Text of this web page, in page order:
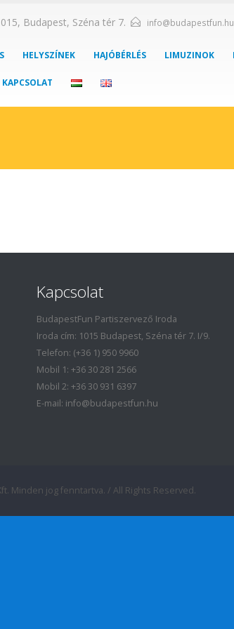
Budapest, Széna tér 7. info@budapestfun.hu
HELYSZÍNEK HAJÓBÉRLÉS LIMUZINOK
KAPCSOLAT
Kapcsolat
BudapestFun Partiszervező Iroda
Iroda cím: 1015 Budapest, Széna tér 7. I/9.
Telefon: (+36 1) 950 9960
Mobil 1: +36 30 281 2566
Mobil 2: +36 30 931 6397
E-mail: info@budapestfun.hu
Minden jog fenntartva. / All Rights Reserved.